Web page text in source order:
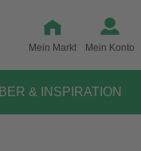
Mein Markt Mein Konto
& INSPIRATION